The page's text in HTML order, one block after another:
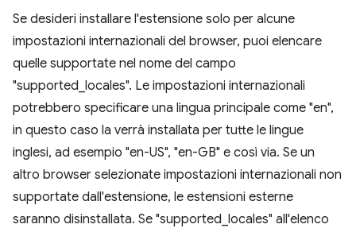
Se desideri installare l'estensione solo per alcune
impostazioni internazionali del browser, puoi elencare
quelle supportate nel nome del campo
"supported_locales". Le impostazioni internazionali
potrebbero specificare una lingua principale come "en",
in questo caso la verrà installata per tutte le lingue
inglesi, ad esempio "en-US", "en-GB" e così via. Se un
altro browser selezionate impostazioni internazionali non
supportate dall'estensione, le estensioni esterne
saranno disinstallata. Se "supported_locales" all'elenco